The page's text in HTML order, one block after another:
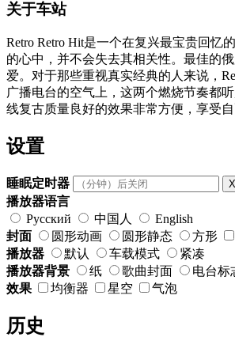
关于车站
Retro Retro Hit是一个在复兴最宝贵回
的心中，并不会失去其相关性。最佳的
爱。对于那些重视真实经典的人来说，
广播电台的空气上，这两个燃烧节奏都
线复古质量良好的效果非常方便，享受
设置
睡眠定时器 X
播放器语言
Русский
中国人
English
封面
圆形动画 圆形静态 方形
播放器
默认 车载模式
紧凑
播放器背景
纸 歌曲封面 电台标
效果
均衡器 星空 气泡
历史